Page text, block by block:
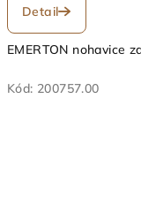
Detail
EMERTON nohavice
Kód: 200757.00